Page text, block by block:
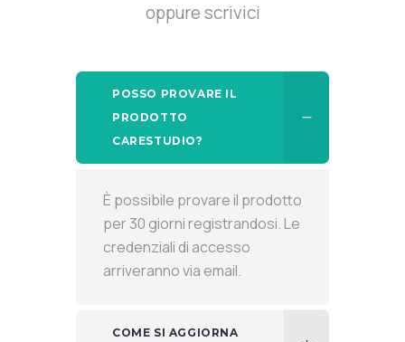
oppure scrivici
POSSO PROVARE IL
PRODOTTO
CARESTUDIO?
È possibile provare il prodotto
per 30 giorni registrandosi. Le
credenziali di accesso
arriveranno via email.
COME SI AGGIORNA